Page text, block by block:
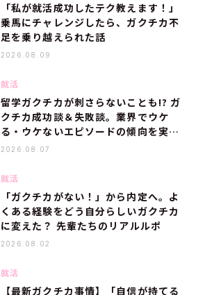
「私が就活成功したテク教えます！」
乗馬にチャレンジしたら、ガクチカ不
足を乗り越えられた話
2026.08.09
就活
留学ガクチカが刺さらないことも!? ガ
クチカ成功談＆失敗談。業界でウケ
る・ウケないエピソードの傾向を実体
験からレポ
2026.08.07
就活
「ガクチカがない！」から内定へ。よ
くある経験をどう自分らしいガクチカ
に変えた？ 先輩たちのリアルルポ
2026.08.02
就活
【最新ガクチカ事情】「自信が持てる